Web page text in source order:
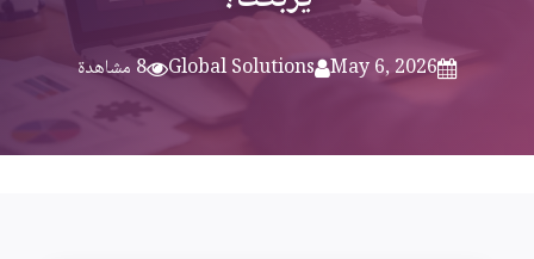
May 6, 2026
Global Solutions 8 مشاهدة